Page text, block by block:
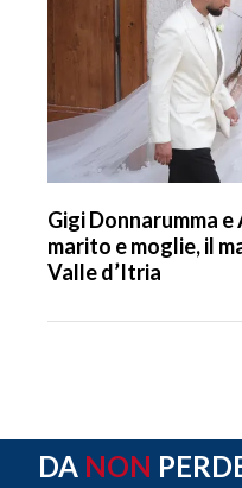
Gigi Donnarumma
marito e moglie, il
Valle d’Itria
DA NON